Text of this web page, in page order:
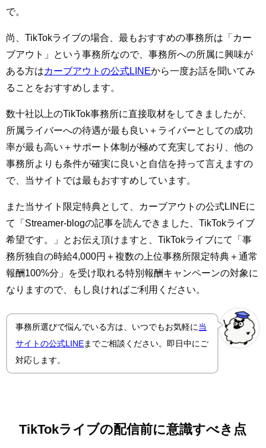
で。
尚、TikTokライブの場合、最もおすすめの事務所は「カー
ブアウト」という事務所なので、事務所への所属に興味が
ある方はカーブアウトの公式LINEから一度お話を聞いてみ
ることをおすすめします。
数十社以上のTikTok事務所に直接取材をしてきましたが、
所属ライバーへの待遇が最も良い＋ライバーとしての成功
率が最も高い＋サポート体制が極めて充実しており、他の
事務所よりも条件が確実に良いと自信を持って言えますの
で、当サイトでは最もおすすめしています。
また当サイト限定特典として、カーブアウトの公式LINEに
て「Streamer-blogの記事を読んできました、TikTokライブ
希望です。」とお伝え頂けますと、TikTokライブにて「事
務所独自の時給4,000円＋複数の上位事務所限定特典＋通常
報酬100%分」を受け取れる特別報酬キャンペーンの対象に
なりますので、もし良ければご利用ください。
事務所選びで悩んでいる方は、いつでもお気軽に 当
サイトの公式LINE までご相談ください。即日中にご
対応します。
TikTokライブの配信前に意識すべき点